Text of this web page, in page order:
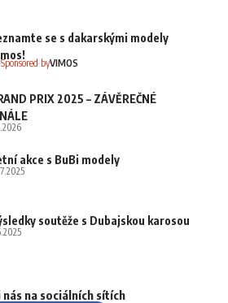
se s dakarskými modely
Sponsored byVIMOS
PRIX 2025 – ZÁVĚREČNÉ
akce s BuBi modely
soutěže s Dubajskou karosou
nás na sociálních sítích